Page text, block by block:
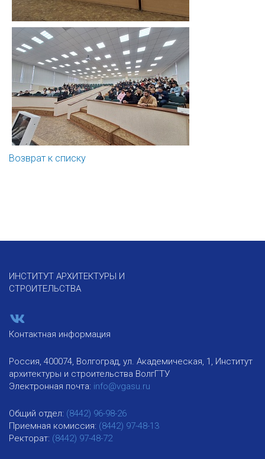
Возврат к списку
ИНСТИТУТ АРХИТЕКТУРЫ И
СТРОИТЕЛЬСТВА
Контактная информация
Россия, 400074, Волгоград, ул. Академическая, 1, Институт
архитектуры и строительства ВолгГТУ
Электронная почта: info@vgasu.ru
Общий отдел: (8442) 96-98-26
Приемная комиссия: (8442) 97-48-13
Ректорат: (8442) 97-48-72